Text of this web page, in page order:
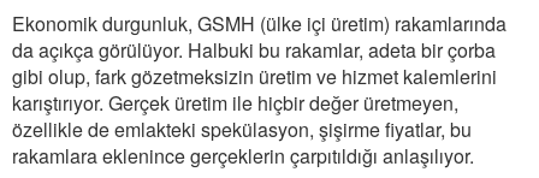
Ekonomik durgunluk, GSMH (ülke içi üretim) rakamlarında
da açıkça görülüyor. Halbuki bu rakamlar, adeta bir çorba
gibi olup, fark gözetmeksizin üretim ve hizmet kalemlerini
karıştırıyor. Gerçek üretim ile hiçbir değer üretmeyen,
özellikle de emlakteki spekülasyon, şişirme fiyatlar, bu
rakamlara eklenince gerçeklerin çarpıtıldığı anlaşılıyor.